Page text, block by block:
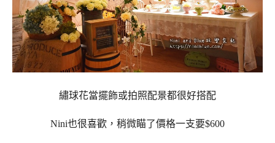
繡球花當擺飾或拍照配景都很好搭配
Nini也很喜歡，稍微瞄了價格一支要$600